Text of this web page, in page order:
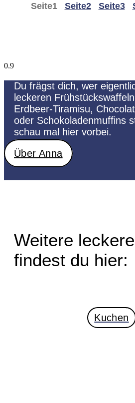
Seite1 Seite2 Seite3
Du frägst dich, wer
leckeren
Erdbeer-Tiramisu,
oder Schokoladenmuffins
schau mal hier vorbei.
Über Anna
Weitere
findest du hier:
Kuchen